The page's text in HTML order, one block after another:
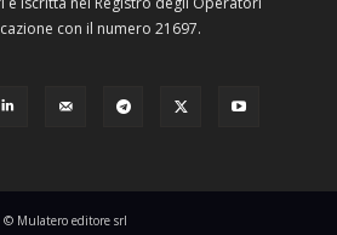
con il numero 21697.
© Mulatero editore srl